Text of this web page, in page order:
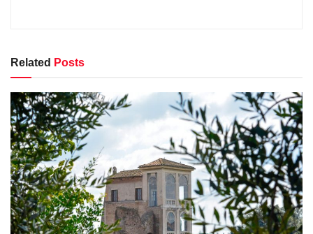
Related Posts